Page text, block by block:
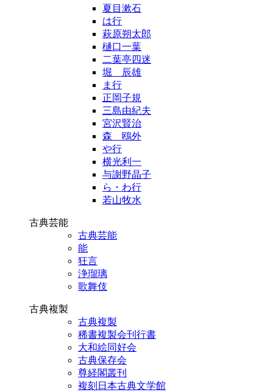
夏目漱石
は行
萩原朔太郎
樋口一葉
二葉亭四迷
堀 辰雄
ま行
正岡子規
三島由紀夫
宮沢賢治
森 鴎外
や行
横光利一
与謝野晶子
ら・わ行
若山牧水
古典芸能
古典芸能
能
狂言
浄瑠璃
歌舞伎
古典複製
古典複製
稀書複製会刊行書
大和絵同好会
古典保存会
尊経閣叢刊
複刻日本古典文学館